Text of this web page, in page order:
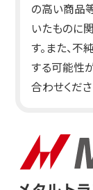
の高い商品
いたものに
す。また、
する可能性
合わせくださ